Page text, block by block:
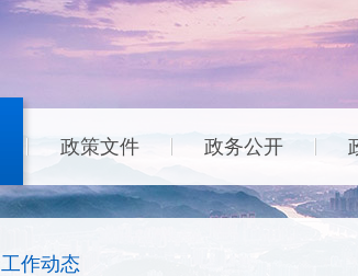
|
政策文件
|
政务公开
|
工作动态